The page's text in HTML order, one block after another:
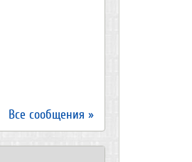
Все сообщения »